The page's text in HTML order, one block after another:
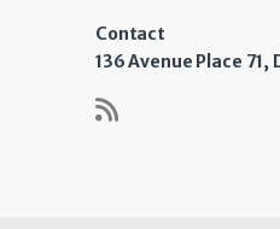
Contact
136 Avenue Place 71,